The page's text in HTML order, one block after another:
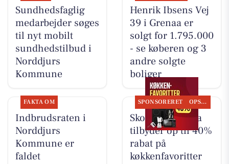
Sundhedsfaglig
medarbejder søges
til nyt mobilt
sundhedstilbud i
Norddjurs
Kommune
Henrik Ibsens Vej
39 i Grenaa er
solgt for 1.795.000
- se køberen og 3
andre solgte
boliger
FAKTA OM
Indbrudsraten i
Norddjurs
Kommune er
faldet
SPONSORERET OPSLAGSTAVLEN
Skousen Grenaa
tilbyder op til 40%
rabat på
køkkenfavoritter